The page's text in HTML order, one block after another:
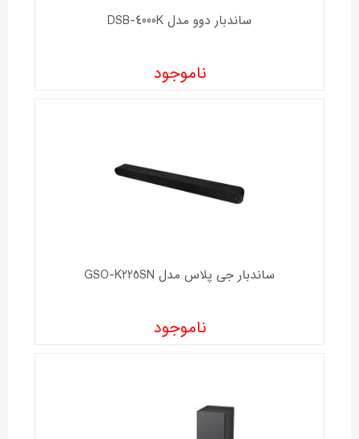
ساندبار دوو مدل DSB-4000K
ناموجود
ساندبار جی پلاس مدل GSO-K225SN
ناموجود